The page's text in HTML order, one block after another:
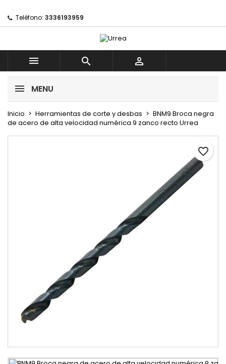
Teléfono: 3336193959
  
MENU
Inicio Herramientas de corte y desbas
BNM9 Broca negra
de acero de alta velocidad numérica 9 zanco recto Urrea
favorite_border
Mi lista de regalos
Crear lista de deseos
Nombre de la lista de deseos
Crear lista de deseos
Iniciar sesión
Debe iniciar sesión para guardar productos en su lista de